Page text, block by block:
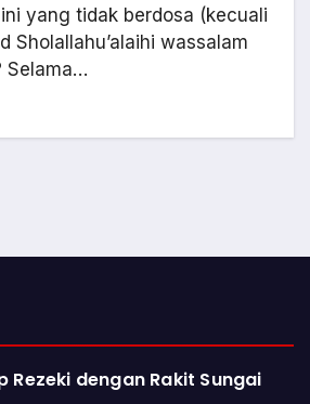
yang tidak berdosa (kecuali
Sholallahu’alaihi wassalam
Selama…
Rezeki dengan Rakit Sungai